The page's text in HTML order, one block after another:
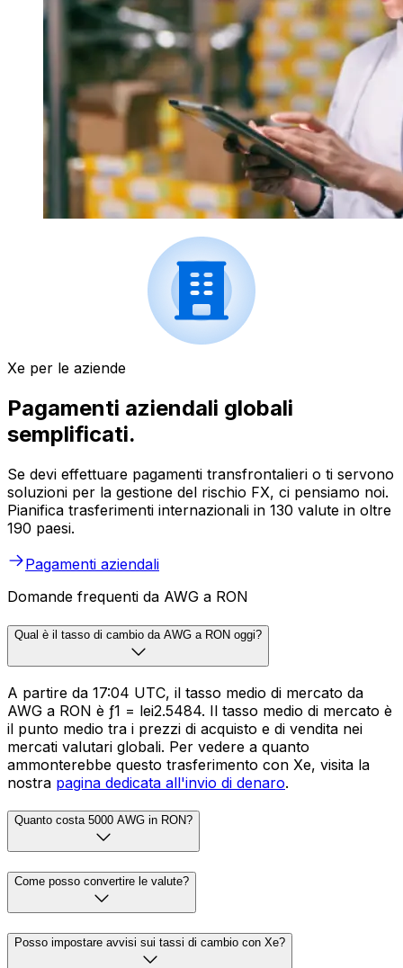
Xe per le aziende
Pagamenti aziendali globali
semplificati.
Se devi effettuare pagamenti transfrontalieri o ti servono
soluzioni per la gestione del rischio FX, ci pensiamo noi.
Pianifica trasferimenti internazionali in 130 valute in oltre
190 paesi.
Pagamenti aziendali
Domande frequenti da AWG a RON
Qual è il tasso di cambio da AWG a RON oggi?
A partire da 17:04 UTC, il tasso medio di mercato da
AWG a RON è ƒ1 = lei2.5484. Il tasso medio di mercato è
il punto medio tra i prezzi di acquisto e di vendita nei
mercati valutari globali. Per vedere a quanto
ammonterebbe questo trasferimento con Xe, visita la
nostra pagina dedicata all'invio di denaro.
Quanto costa 5000 AWG in RON?
Come posso convertire le valute?
Posso impostare avvisi sui tassi di cambio con Xe?